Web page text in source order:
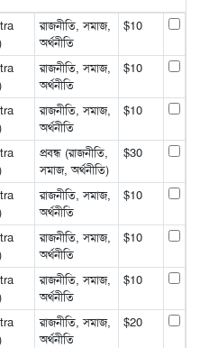
রাজনীতি, সমাজ,
অর্থনীতি
$10
রাজনীতি, সমাজ,
অর্থনীতি
$10
রাজনীতি, সমাজ,
অর্থনীতি
$10
প্রবন্ধ (রাজনীতি,
সমাজ, অর্থনীতি)
$30
রাজনীতি, সমাজ,
অর্থনীতি
$10
রাজনীতি, সমাজ,
অর্থনীতি
$10
রাজনীতি, সমাজ,
অর্থনীতি
$10
রাজনীতি, সমাজ,
অর্থনীতি
$20